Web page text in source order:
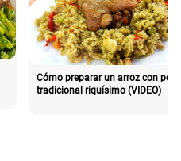
Cómo preparar un arroz con pollo
tradicional riquísimo (VIDEO)